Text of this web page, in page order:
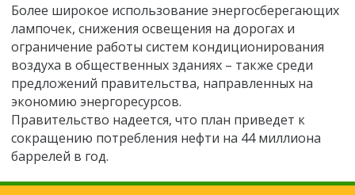
Более широкое использование энергосберегающих
лампочек, снижения освещения на дорогах и
ограничение работы систем кондиционирования
воздуха в общественных зданиях – также среди
предложений правительства, направленных на
экономию энергоресурсов.
Правительство надеется, что план приведет к
сокращению потребления нефти на 44 миллиона
баррелей в год.